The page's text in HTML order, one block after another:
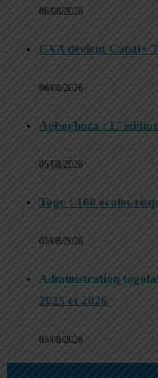
06/08/2026
GVA devient Canal+
06/08/2026
Agbogboza : L’
05/08/2026
Togo : 160 écoles
05/08/2026
Administration
2025 et 2026
05/08/2026